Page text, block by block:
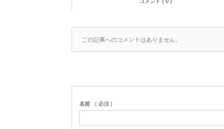
この記事へのコメントはありません。
名前 ( 必須 )